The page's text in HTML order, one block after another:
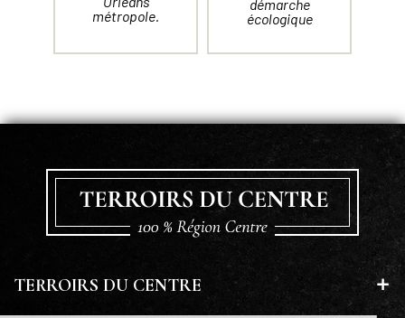
métropole.
démarche
écologique
TERROIRS DU CENTRE